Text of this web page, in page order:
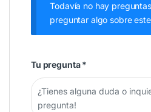
Todavía no hay
preguntar algo sobre
Tu pregunta*